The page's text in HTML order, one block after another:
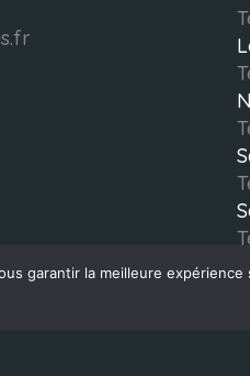
garantir la meilleure